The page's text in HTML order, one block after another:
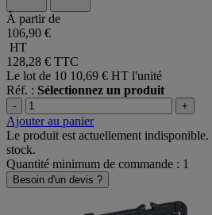
À partir de
106,90 €
HT
128,28 € TTC
Le lot de 10 10,69 € HT l'unité
Réf. : Sélectionnez un produit
- +
Ajouter au panier
Le produit est actuellement
stock.
Quantité minimum de commande : 1
Besoin d'un devis ?